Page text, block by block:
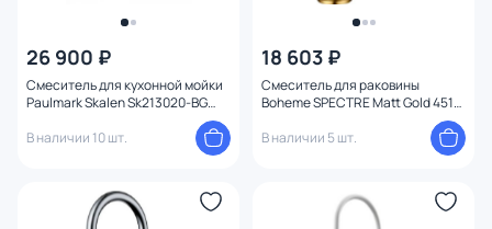
26 900 ₽
Смеситель для кухонной мойки
Paulmark Skalen Sk213020-BG
В наличии 10 шт.
18 603 ₽
Смеситель для раковины
Boheme SPECTRE Matt Gold 451-
В наличии 5 шт.